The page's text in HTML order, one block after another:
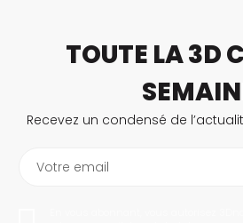
TOUTE LA 3D
Recevez un condensé de
Votre email